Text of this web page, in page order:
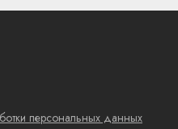
персональных данных